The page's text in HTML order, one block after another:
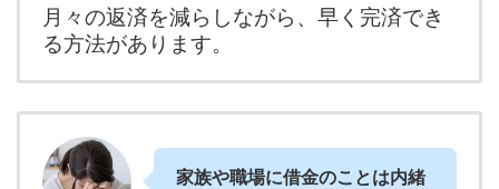
月々の返済を減らしながら、早く完済でき
る方法があります。
家族や職場に借金のことは内緒